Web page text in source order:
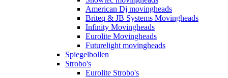
American Dj movingheads
Briteq & JB Systems Movingheads
Infinity Movingheads
Eurolite Movingheads
Futurelight movingheads
Spiegelbollen
Strobo's
Eurolite Strobo's